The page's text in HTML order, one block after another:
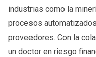
industrias como la
procesos
proveedores. Con la
un doctor en riesgo